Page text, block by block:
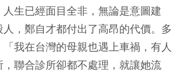
生已經面目全非，無論是意圖建
，鄭自才都付出了高昂的代價。多
我在台灣的母親也遇上車禍，有人
聯合診所卻都不處理，就讓她流